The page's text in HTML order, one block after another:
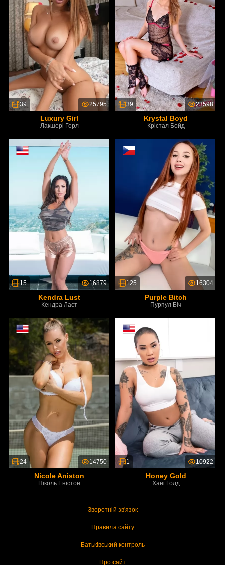
39 25795
Luxury Girl
Лакшері Герл
39 23598
Krystal Boyd
Крістал Бойд
15 16879
Kendra Lust
Кендра Ласт
125 16304
Purple Bitch
Пурпул Біч
24 14750
Nicole Aniston
Ніколь Еністон
1 10922
Honey Gold
Хані Голд
Зворотній зв'язок
Правила сайту
Батьківський контроль
Про сайт